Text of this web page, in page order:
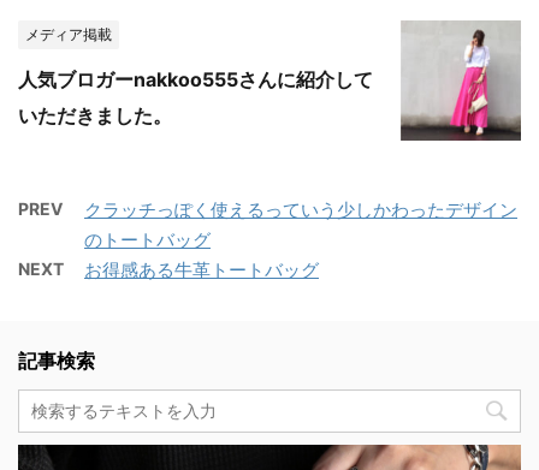
メディア掲載
人気ブロガーnakkoo555さんに紹介して
いただきました。
PREV
クラッチっぽく使えるっていう少しかわったデザイン
のトートバッグ
NEXT お得感ある牛革トートバッグ
記事検索